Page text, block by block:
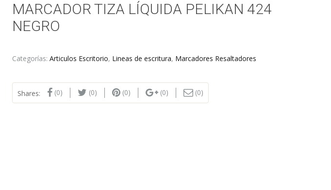
MARCADOR TIZA LÍQUIDA PELIKAN 424
NEGRO
Categorías: Articulos Escritorio, Lineas de escritura, Marcadores Resaltadores
Shares: (0) (0) (0) (0) (0)